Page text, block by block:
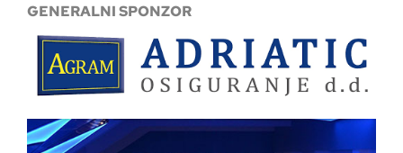
GENERALNI SPONZOR